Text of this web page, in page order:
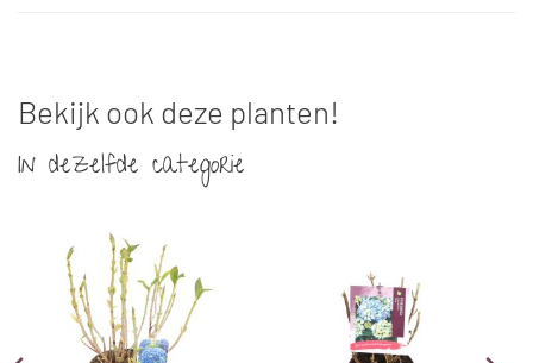
Bekijk ook deze planten!
In dezelfde categorie